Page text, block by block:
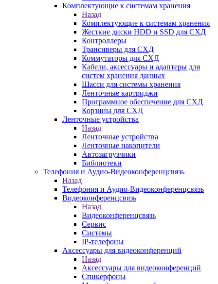
Комплектующие к системам хранения
Назад
Комплектующие к системам хранения
Жесткие диски HDD и SSD для СХД
Контроллеры
Трансиверы для СХД
Коммутаторы для СХД
Кабели, аксессуары и адаптеры для
систем хранения данных
Шасси для системы хранения
Ленточные картриджи
Программное обеспечение для СХД
Корзины для СХД
Ленточные устройства
Назад
Ленточные устройства
Ленточные накопители
Автозагрузчики
Библиотеки
Телефония и Аудио-Видеоконференцсвязь
Назад
Телефония и Аудио-Видеоконференцсвязь
Видеоконференцсвязь
Назад
Видеоконференцсвязь
Сервис
Системы
IP-телефоны
Аксессуары для видеоконференций
Назад
Аксессуары для видеоконференций
Спикерфоны